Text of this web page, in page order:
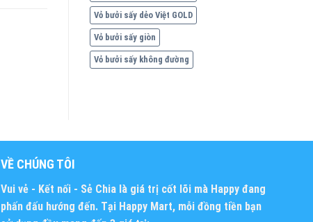
Vỏ bưởi sấy dẻo Việt GOLD
Vỏ bưởi sấy giòn
Vỏ bưởi sấy không đường
VỀ CHÚNG TÔI
Vui vẻ - Kết nối - Sẻ Chia là giá trị cốt lõi mà Happy đang
phấn đấu hướng đến. Tại Happy Mart, mỗi đồng tiền bạn